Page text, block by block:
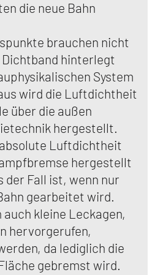
die neue Bahn
brauchen nicht
hinterlegt
System
wird die Luftdichtheit
über die außen
hergestellt.
Luftdichtheit
hergestellt
der Fall ist, wenn nur
gearbeitet wird.
auch kleine Leckagen,
hervorgerufen,
da lediglich die
gebremst wird.